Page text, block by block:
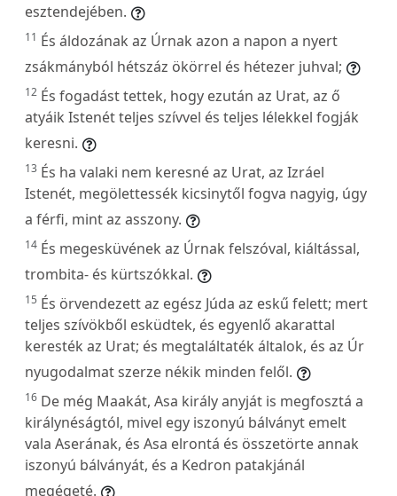
esztendejében.
11 És áldozának az Úrnak azon a napon a nyert
zsákmányból hétszáz ökörrel és hétezer juhval;
12 És fogadást tettek, hogy ezután az Urat, az ő
atyáik Istenét teljes szívvel és teljes lélekkel fogják
keresni.
13 És ha valaki nem keresné az Urat, az Izráel
Istenét, megölettessék kicsinytől fogva nagyig, úgy
a férfi, mint az asszony.
14 És megesküvének az Úrnak felszóval, kiáltással,
trombita- és kürtszókkal.
15 És örvendezett az egész Júda az eskű felett; mert
teljes szívökből esküdtek, és egyenlő akarattal
keresték az Urat; és megtaláltaték általok, és az Úr
nyugodalmat szerze nékik minden felől.
16 De még Maakát, Asa király anyját is megfosztá a
királynéságtól, mivel egy iszonyú bálványt emelt
vala Aserának, és Asa elrontá és összetörte annak
iszonyú bálványát, és a Kedron patakjánál
megégeté.